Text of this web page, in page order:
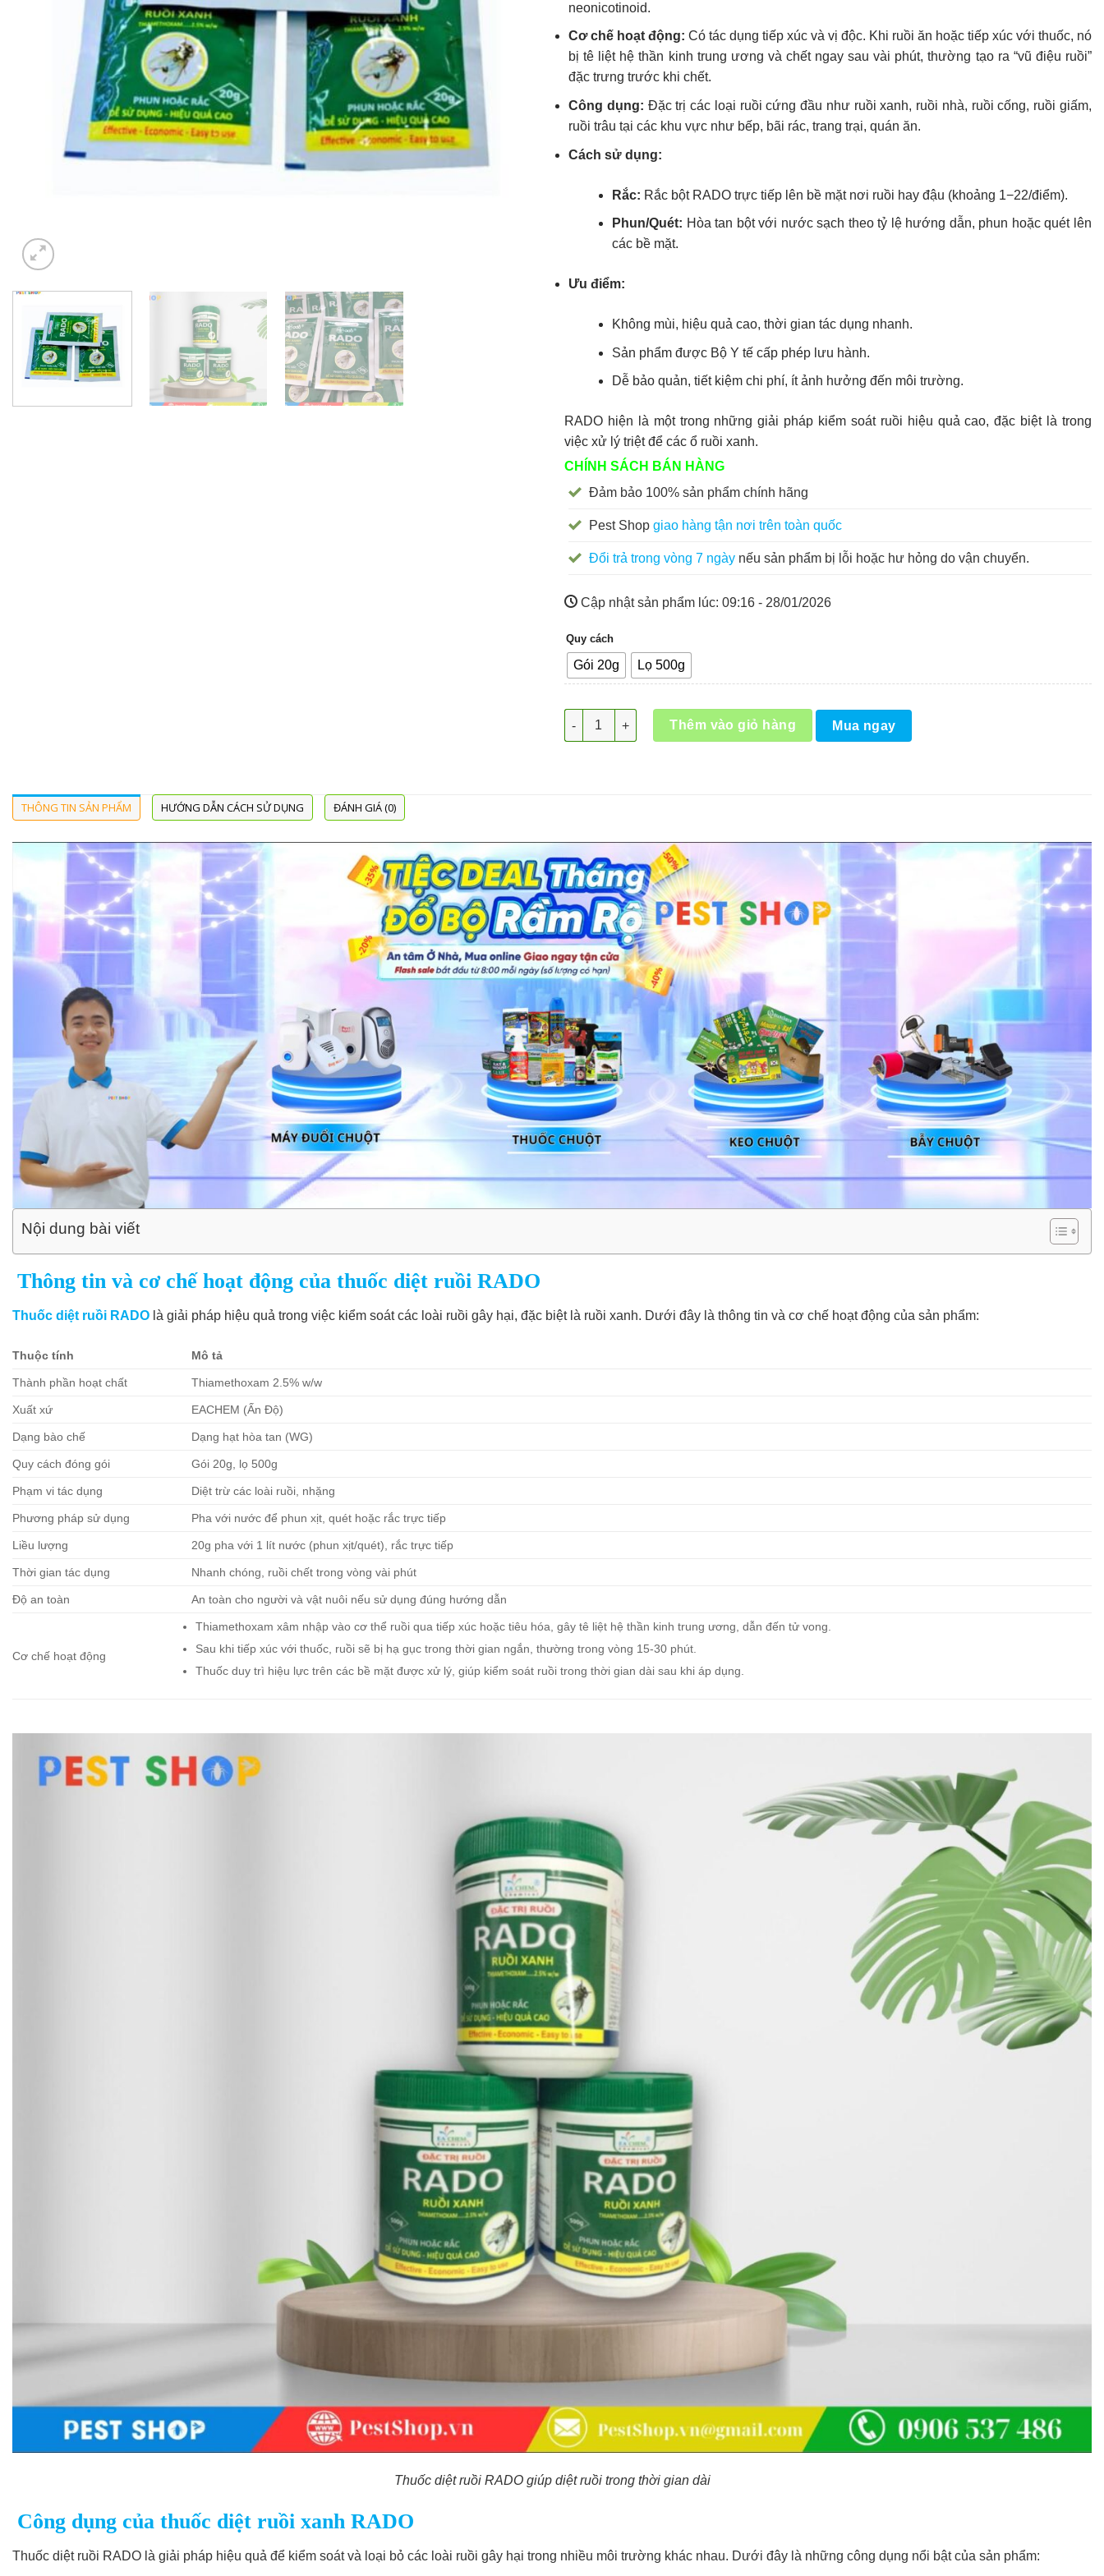
neonicotinoid.
Cơ chế hoạt động: Có tác dụng tiếp xúc và vị độc. Khi ruồi ăn hoặc tiếp xúc với thuốc, nó
bị tê liệt hệ thần kinh trung ương và chết ngay sau vài phút, thường tạo ra “vũ điệu ruồi”
đặc trưng trước khi chết.
Công dụng: Đặc trị các loại ruồi cứng đầu như ruồi xanh, ruồi nhà, ruồi cống, ruồi giấm,
ruồi trâu tại các khu vực như bếp, bãi rác, trang trại, quán ăn.
Cách sử dụng:
Rắc: Rắc bột RADO trực tiếp lên bề mặt nơi ruồi hay đậu (khoảng 1−22/điểm).
Phun/Quét: Hòa tan bột với nước sạch theo tỷ lệ hướng dẫn, phun hoặc quét lên
các bề mặt.
Ưu điểm:
Không mùi, hiệu quả cao, thời gian tác dụng nhanh.
Sản phẩm được Bộ Y tế cấp phép lưu hành.
Dễ bảo quản, tiết kiệm chi phí, ít ảnh hưởng đến môi trường.
RADO hiện là một trong những giải pháp kiểm soát ruồi hiệu quả cao, đặc biệt là trong
việc xử lý triệt để các ổ ruồi xanh.
CHÍNH SÁCH BÁN HÀNG
Đảm bảo 100% sản phẩm chính hãng
Pest Shop giao hàng tận nơi trên toàn quốc
Đổi trả trong vòng 7 ngày nếu sản phẩm bị lỗi hoặc hư hỏng do vận chuyển.
Cập nhật sản phẩm lúc: 09:16 - 28/01/2026
Quy cách
Gói 20g Lọ 500g
Thuốc diệt ruồi RADO số lượng
Thêm vào giỏ hàng Mua ngay
THÔNG TIN SẢN PHẨM HƯỚNG DẪN CÁCH SỬ DỤNG ĐÁNH GIÁ (0)
Nội dung bài viết
Thông tin và cơ chế hoạt động của thuốc diệt ruồi RADO
Thuốc diệt ruồi RADO là giải pháp hiệu quả trong việc kiểm soát các loài ruồi gây hại, đặc biệt là ruồi xanh. Dưới đây là thông tin và cơ chế hoạt động của sản phẩm:
Thuộc tính Mô tả
Thành phần hoạt chất Thiamethoxam 2.5% w/w
Xuất xứ EACHEM (Ấn Độ)
Dạng bào chế Dạng hạt hòa tan (WG)
Quy cách đóng gói Gói 20g, lọ 500g
Phạm vi tác dụng Diệt trừ các loài ruồi, nhặng
Phương pháp sử dụng Pha với nước để phun xịt, quét hoặc rắc trực tiếp
Liều lượng 20g pha với 1 lít nước (phun xịt/quét), rắc trực tiếp
Thời gian tác dụng Nhanh chóng, ruồi chết trong vòng vài phút
Độ an toàn An toàn cho người và vật nuôi nếu sử dụng đúng hướng dẫn
Cơ chế hoạt động
Thiamethoxam xâm nhập vào cơ thể ruồi qua tiếp xúc hoặc tiêu hóa, gây tê liệt hệ thần kinh trung ương, dẫn đến tử vong.
Sau khi tiếp xúc với thuốc, ruồi sẽ bị hạ gục trong thời gian ngắn, thường trong vòng 15-30 phút.
Thuốc duy trì hiệu lực trên các bề mặt được xử lý, giúp kiểm soát ruồi trong thời gian dài sau khi áp dụng.
Thuốc diệt ruồi RADO giúp diệt ruồi trong thời gian dài
Công dụng của thuốc diệt ruồi xanh RADO
Thuốc diệt ruồi RADO là giải pháp hiệu quả để kiểm soát và loại bỏ các loài ruồi gây hại trong nhiều môi trường khác nhau. Dưới đây là những công dụng nổi bật của sản phẩm: